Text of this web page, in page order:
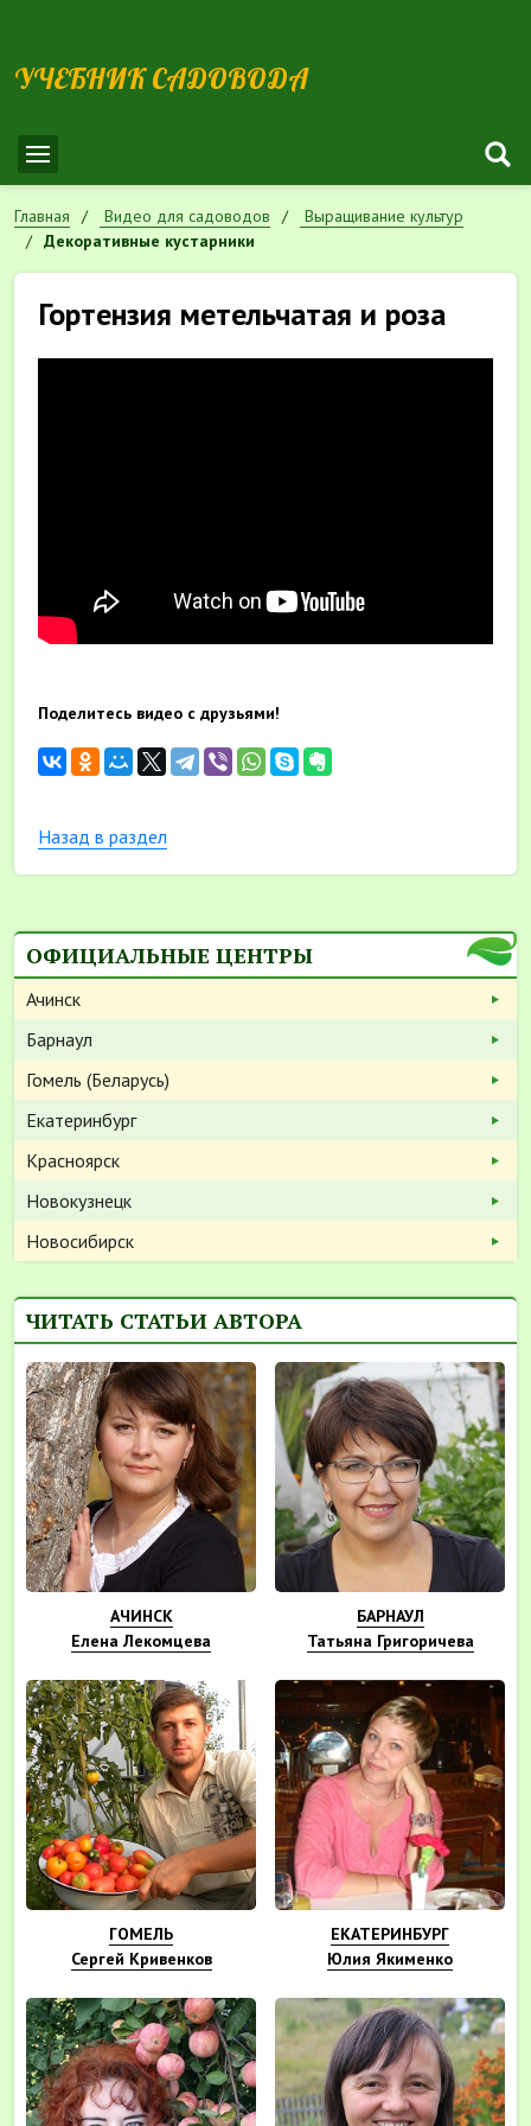
УЧЕБНИК САДОВОДА
Главная Видео для садоводов
Выращивание культур
Декоративные кустарники
Гортензия метельчатая и роза
Поделитесь видео с друзьями!
Назад в раздел
ОФИЦИАЛЬНЫЕ ЦЕНТРЫ
Ачинск
Барнаул
Гомель (Беларусь)
Екатеринбург
Красноярск
Новокузнецк
Новосибирск
ЧИТАТЬ СТАТЬИ АВТОРА
АЧИНСК
Елена Лекомцева
БАРНАУЛ
Татьяна Григоричева
ГОМЕЛЬ
Сергей Кривенков
ЕКАТЕРИНБУРГ
Юлия Якименко